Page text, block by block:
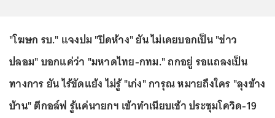
"โฆษก รบ." แจงปม "ปิดห้าง" ยัน ไม่เคยบอกเป็น "ข่าว
ปลอม" บอกแค่ว่า "มหาดไทย-กทม." ถกอยู่ รอแถลงเป็น
ทางการ ยัน ไร้ขัดแย้ง ไม่รู้ "เก่ง" การุณ หมายถึงใคร "ลุงข้าง
บ้าน" ตีกอล์ฟ รู้แค่นายกฯ เข้าทำเนียบเช้า ประชุมโควิด-19